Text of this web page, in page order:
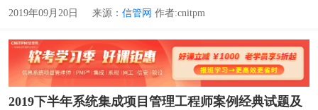
2019年09月20日 来源： 信管网 作者:cnitpm
2019下半年系统集成项目管理工程师案例经典试题及